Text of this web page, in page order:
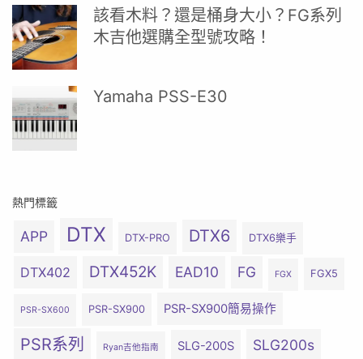
該看木料？還是桶身大小？FG系列
木吉他選購全型號攻略！
Yamaha PSS-E30
熱門標籤
APP DTX DTX-PRO DTX6 DTX6樂手
DTX402 DTX452K EAD10 FG FGX FGX5
PSR-SX600 PSR-SX900 PSR-SX900簡易操作
PSR系列 Ryan吉他指南 SLG-200S SLG200s